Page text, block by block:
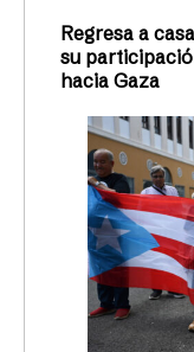
Regresa a
su
hacia Gaza